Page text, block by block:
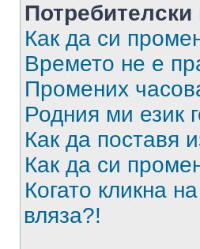
Потребителски
Как да си
Времето не е
Промених
Родния ми език
Как да поставя
Как да си
Когато кликна
вляза?!